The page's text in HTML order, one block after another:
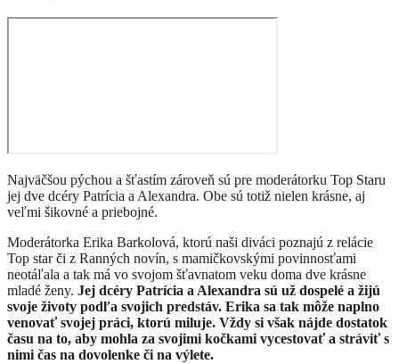
Najväčšou pýchou a šťastím zároveň sú pre moderátorku Top Staru
jej dve dcéry Patrícia a Alexandra. Obe sú totiž nielen krásne, aj
veľmi šikovné a priebojné.
Moderátorka Erika Barkolová, ktorú naši diváci poznajú z relácie
Top star či z Ranných novín, s mamičkovskými povinnosťami
neotáľala a tak má vo svojom šťavnatom veku doma dve krásne
mladé ženy. Jej dcéry Patrícia a Alexandra sú už dospelé a žijú
svoje životy podľa svojich predstáv. Erika sa tak môže naplno
venovať svojej práci, ktorú miluje. Vždy si však nájde dostatok
času na to, aby mohla za svojimi kočkami vycestovať a stráviť s
nimi čas na dovolenke či na výlete.